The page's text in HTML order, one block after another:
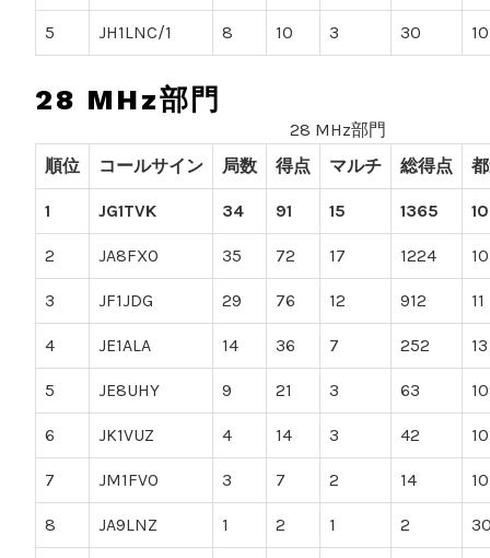
5 JH1LNC/1 8 10 3 30 10
28 MHz部門
28 MHz部門
順位
コールサイン 局数 得点 マルチ 総得点
1 JG1TVK 34 91 15 1365 10
2 JA8FXO 35 72 17 1224
3 JF1JDG 29 76 12 912 11
4 JE1ALA 14 36 7 252 13
5 JE8UHY 9 21 3 63
6 JK1VUZ 4 14 3 42 10
7 JM1FVO 3 7 2 14 10
8 JA9LNZ 1 2 1 2